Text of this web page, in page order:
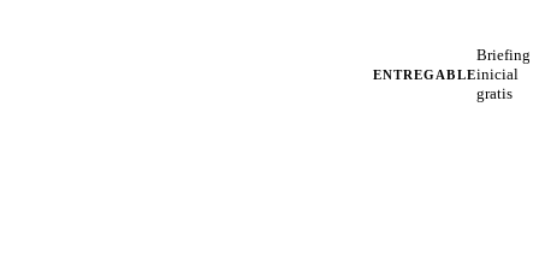
ENTREGABLE
Briefing
inicial
gratis